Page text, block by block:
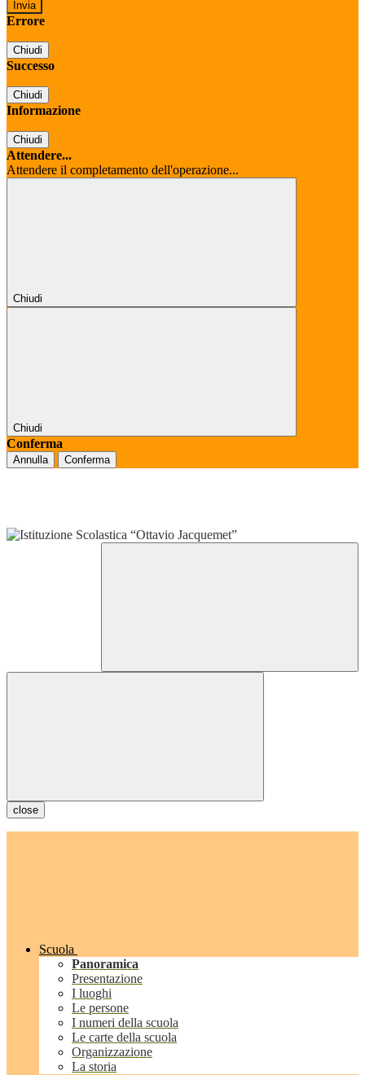
Errore
Chiudi
Successo
Chiudi
Informazione
Chiudi
Attendere...
Attendere il completamento dell'operazione...
Chiudi
Chiudi
Conferma
Annulla Conferma
close
Scuola
Panoramica
Presentazione
I luoghi
Le persone
I numeri della scuola
Le carte della scuola
Organizzazione
La storia